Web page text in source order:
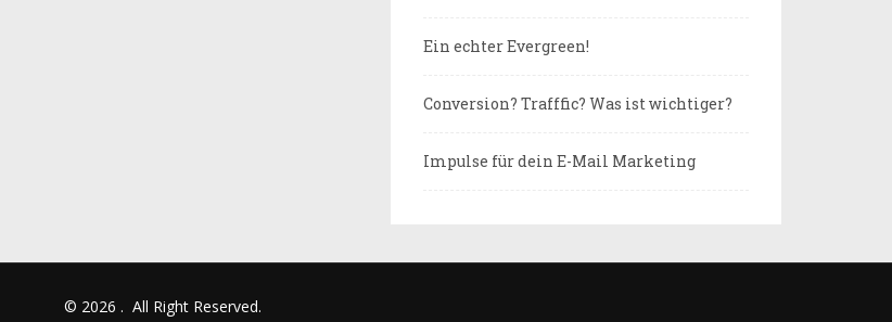
Ein echter Evergreen!
Conversion? Trafffic? Was ist wichtiger?
Impulse für dein E-Mail Marketing
© 2026 . All Right Reserved.